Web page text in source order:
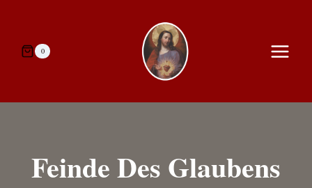
springen0
Feinde Des Glaubens